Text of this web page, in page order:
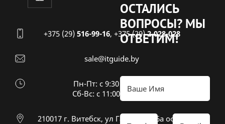
+375 (29) 516-99-16, +375 (29)2-028-028
sale@itguide.by
Пн-Пт: с 9:30 до 18:30
Cб-Вс: с 11:00 до 16:00
210017 г. Витебск, ул Гагарина 26а оф 20
ОСТАЛИСЬ
ВОПРОСЫ? МЫ
ОТВЕТИМ!